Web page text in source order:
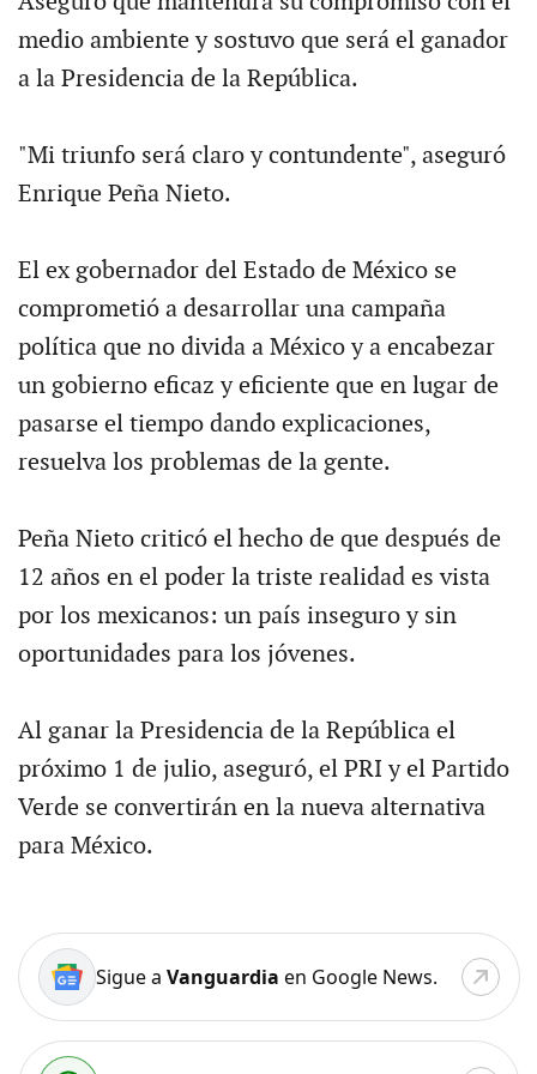
medio ambiente y sostuvo que será el ganador
a la Presidencia de la República.
"Mi triunfo será claro y contundente", aseguró
Enrique Peña Nieto.
El ex gobernador del Estado de México se
comprometió a desarrollar una campaña
política que no divida a México y a encabezar
un gobierno eficaz y eficiente que en lugar de
pasarse el tiempo dando explicaciones,
resuelva los problemas de la gente.
Peña Nieto criticó el hecho de que después de
12 años en el poder la triste realidad es vista
por los mexicanos: un país inseguro y sin
oportunidades para los jóvenes.
Al ganar la Presidencia de la República el
próximo 1 de julio, aseguró, el PRI y el Partido
Verde se convertirán en la nueva alternativa
para México.
Sigue a Vanguardia en Google News.